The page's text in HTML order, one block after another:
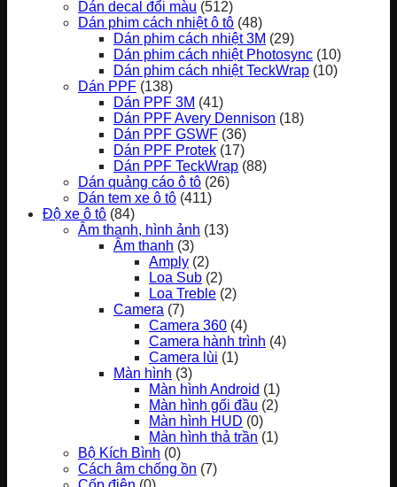
Dán decal đổi màu (512)
Dán phim cách nhiệt ô tô (48)
Dán phim cách nhiệt 3M (29)
Dán phim cách nhiệt Photosync (10)
Dán phim cách nhiệt TeckWrap (10)
Dán PPF (138)
Dán PPF 3M (41)
Dán PPF Avery Dennison (18)
Dán PPF GSWF (36)
Dán PPF Protek (17)
Dán PPF TeckWrap (88)
Dán quảng cáo ô tô (26)
Dán tem xe ô tô (411)
Độ xe ô tô (84)
Âm thanh, hình ảnh (13)
Âm thanh (3)
Amply (2)
Loa Sub (2)
Loa Treble (2)
Camera (7)
Camera 360 (4)
Camera hành trình (4)
Camera lùi (1)
Màn hình (3)
Màn hình Android (1)
Màn hình gối đầu (2)
Màn hình HUD (0)
Màn hình thả trần (1)
Bộ Kích Bình (0)
Cách âm chống ồn (7)